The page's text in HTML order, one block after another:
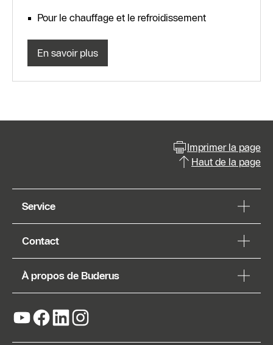
Pour le chauffage et le refroidissement
En savoir plus
Imprimer la page
Haut de la page
Service
Contact
À propos de Buderus